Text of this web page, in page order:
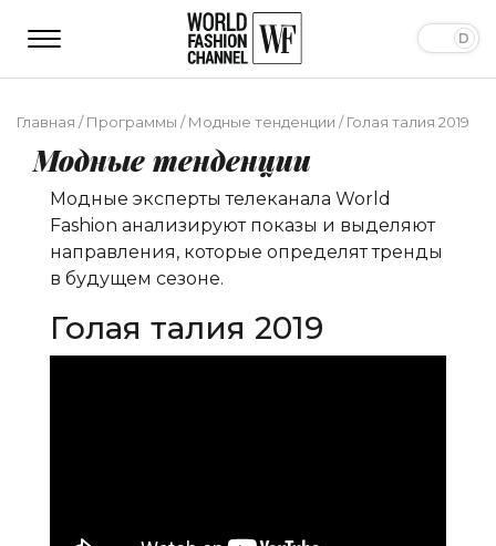
Главная /Программы /Модные тенденции /Голая талия 2019
Модные тенденции
Модные эксперты телеканала World
Fashion анализируют показы и выделяют
направления, которые определят тренды
в будущем сезоне.
Голая талия 2019